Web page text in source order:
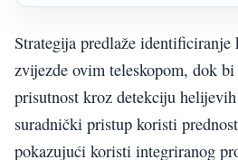
Strategija predlaže identificiranje
zvijezde ovim teleskopom, dok
prisutnost kroz detekciju
suradnički pristup koristi
pokazujući koristi integriranog